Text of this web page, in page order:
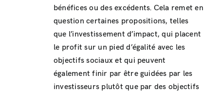
bénéfices ou des excédents. Cela remet en
question certaines propositions, telles
que l’investissement d’impact, qui placent
le profit sur un pied d’égalité avec les
objectifs sociaux et qui peuvent
également finir par être guidées par les
investisseurs plutôt que par des objectifs